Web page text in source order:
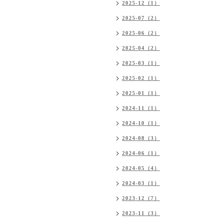
2025-12（1）
2025-07（2）
2025-06（2）
2025-04（2）
2025-03（1）
2025-02（1）
2025-01（1）
2024-11（1）
2024-10（1）
2024-08（3）
2024-06（1）
2024-05（4）
2024-03（1）
2023-12（7）
2023-11（3）